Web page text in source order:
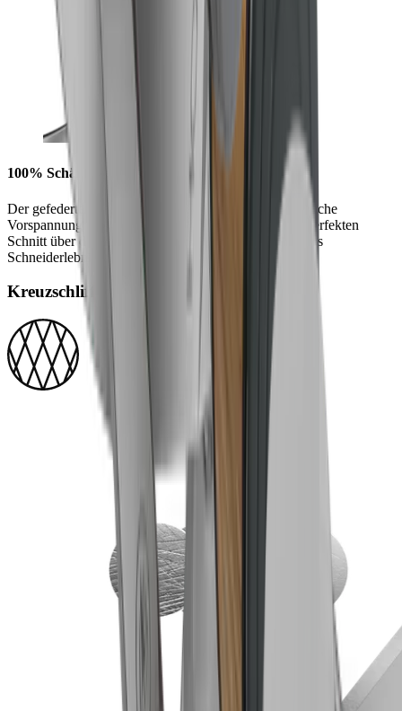
100% Schärfe auf jedem Millimeter
Der gefederte Schnellverschluss sorgt für eine dynamische
Vorspannung der Scherenblätter und damit für einen perfekten
Schnitt über die gesamte Schneide. Für ein einzigartiges
Schneiderlebnis, jeden Tag.
Kreuzschliff